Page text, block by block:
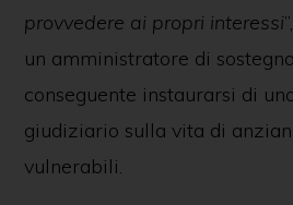
provvedere ai propri interessi
un amministratore di
conseguente instaurarsi di
giudiziario sulla vita di
vulnerabili.